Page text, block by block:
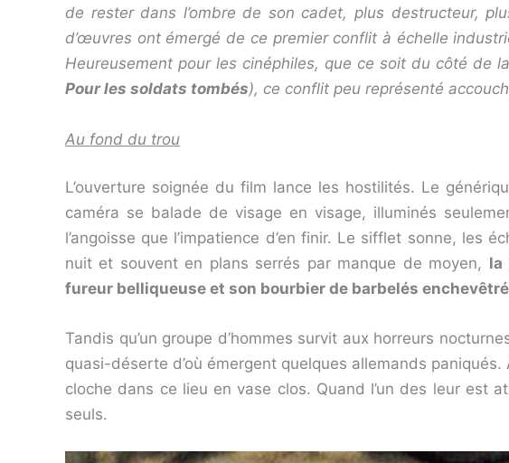
de rester dans l’ombre de son cadet, plus destructeur,
d’œuvres ont émergé de ce premier conflit à échelle
Heureusement pour les cinéphiles, que ce soit du côté de
Pour les soldats tombés), ce conflit peu représenté
Au fond du trou
L’ouverture soignée du film lance les hostilités. Le
caméra se balade de visage en visage, illuminés
l’angoisse que l’impatience d’en finir. Le sifflet sonne, les
nuit et souvent en plans serrés par manque de moyen, la
fureur belliqueuse et son bourbier de barbelés
Tandis qu’un groupe d’hommes survit aux horreurs
quasi-déserte d’où émergent quelques allemands paniqués.
cloche dans ce lieu en vase clos. Quand l’un des leur est
seuls.